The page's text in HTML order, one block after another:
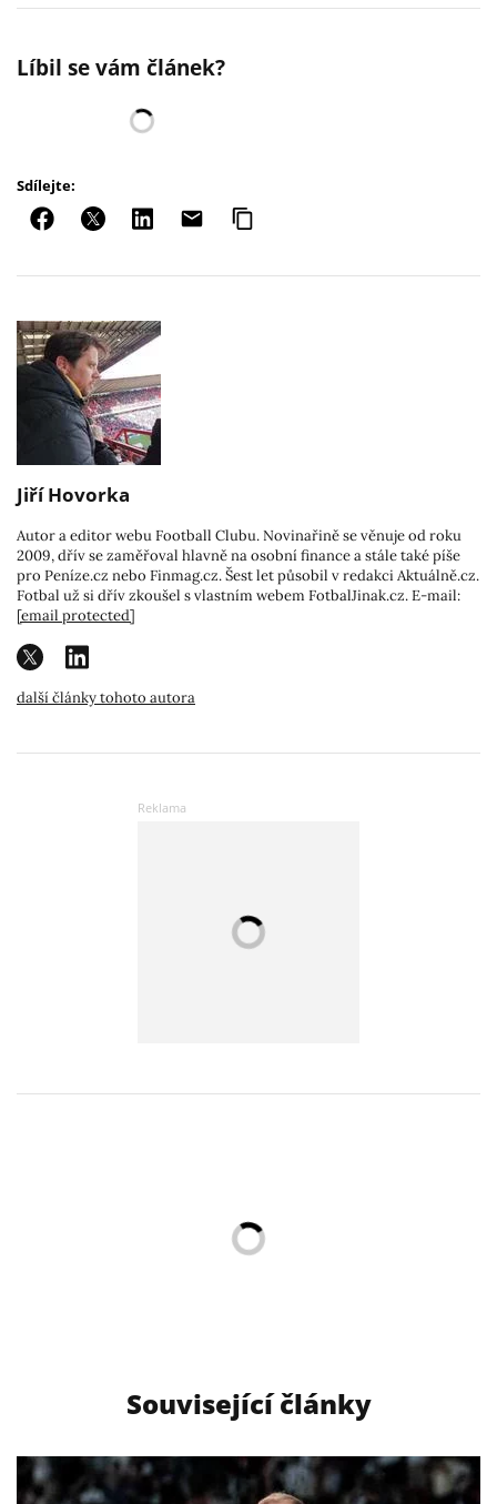
Líbil se vám článek?
Sdílejte:
Jiří Hovorka
Autor a editor webu Football Clubu. Novinařině se věnuje od roku
2009, dřív se zaměřoval hlavně na osobní finance a stále také píše
pro Peníze.cz nebo Finmag.cz. Šest let působil v redakci Aktuálně.cz.
Fotbal už si dřív zkoušel s vlastním webem FotbalJinak.cz. E-mail:
[email protected]
další články tohoto autora
Související články